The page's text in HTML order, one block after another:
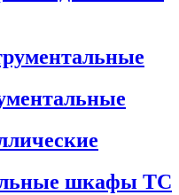
шкафы ТС